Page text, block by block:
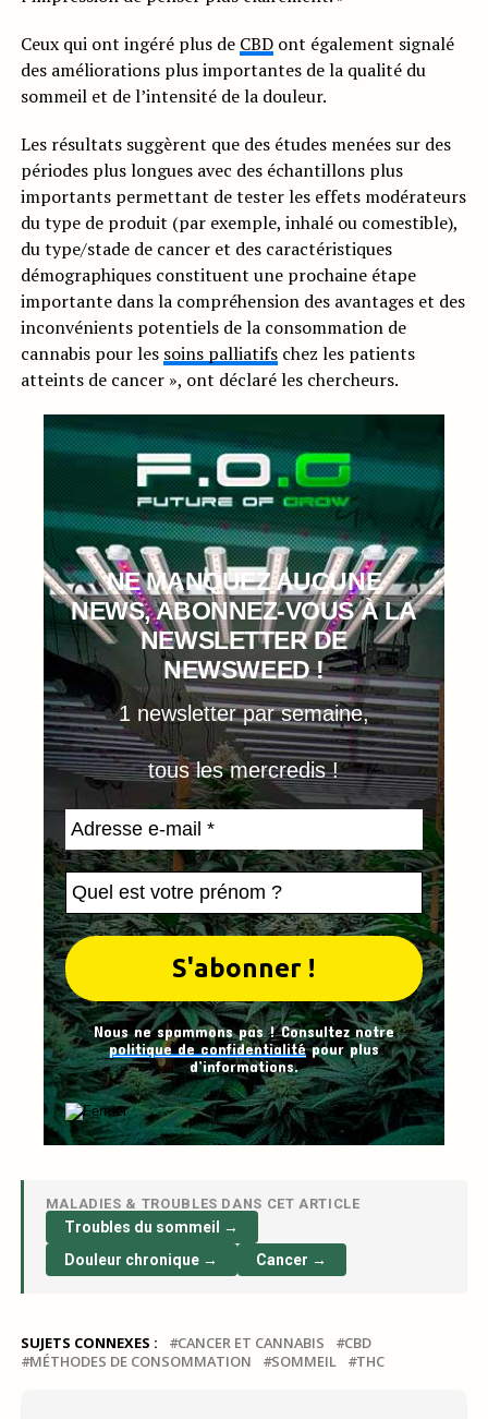
Ceux qui ont ingéré plus de CBDont également signalé
des améliorations plus importantes de la qualité du
sommeil et de l’intensité de la douleur.
Les résultats suggèrent que des études menées sur des
périodes plus longues avec des échantillons plus
importants permettant de tester les effets modérateurs
du type de produit (par exemple, inhalé ou comestible),
du type/stade de cancer et des caractéristiques
démographiques constituent une prochaine étape
importante dans la compréhension des avantages et des
inconvénients potentiels de la consommation de
cannabis pour les soins palliatifschez les patients
atteints de cancer », ont déclaré les chercheurs.
NE MANQUEZ AUCUNE
NEWS, ABONNEZ-VOUS À LA
NEWSLETTER DE
NEWSWEED !
1 newsletter par semaine,
tous les mercredis !
Nous ne spammons pas ! Consultez notre
politique de confidentialitépour plus
d’informations.
MALADIES & TROUBLES DANS CET ARTICLE
Troubles du sommeil →
Douleur chronique →
Cancer →
SUJETS CONNEXES : CANCER ET CANNABIS
CBD
MÉTHODES DE CONSOMMATION
SOMMEIL THC